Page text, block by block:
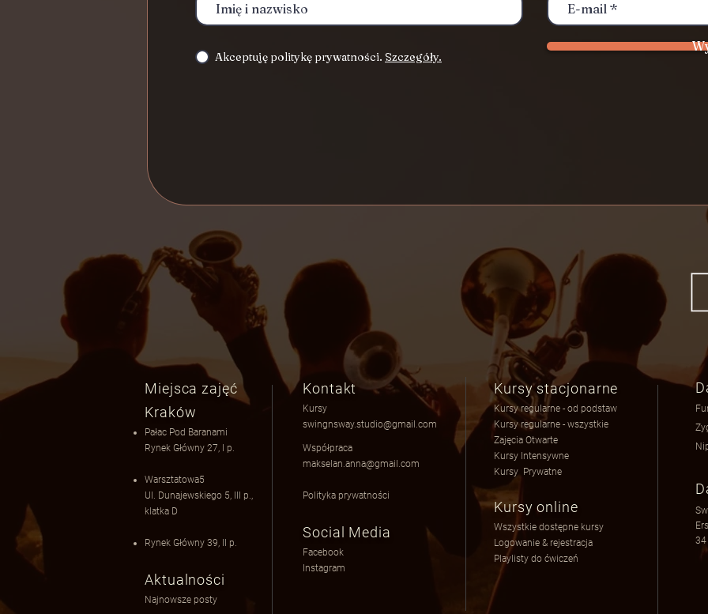
Akceptuję politykę prywatności. Szczegóły.
Miejsca zajęć
Kraków
Pałac Pod Baranami
Rynek Główny 27, I p.
Warsztatowa5
Ul. Dunajewskiego 5​​, III p.,
klatka D
Rynek Główny 39, II p.
Aktualności
Najnowsze posty
Kontakt
Kursy
swingnsway.studio@gmail.com
Współpraca
makselan.anna@gmail.com
Polityka prywatności
Social Media
Facebook
Instagram
Kursy stacjonarne
Kursy regularne - od podstaw
Kursy regularne - wszystkie
Zajęcia Otwarte
Kursy Intensywne
Kursy Prywatne
Kursy online
Wszystkie dostępne kursy
Logowanie & rejestracja
Playlisty do ćwiczeń
34